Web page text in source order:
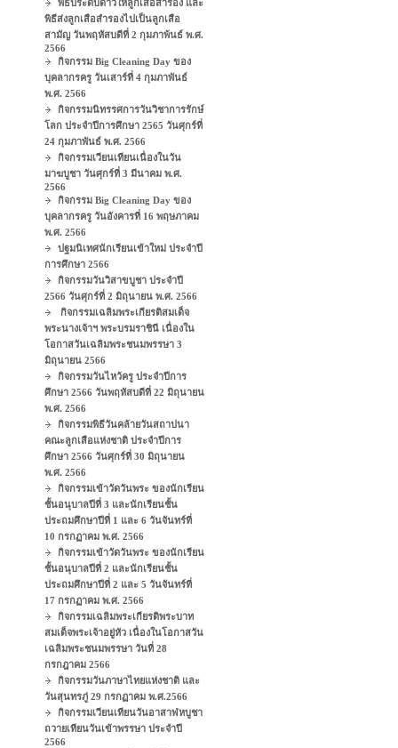
พิธีประดับดาวให้ลูกเสือสำรอง และ
พิธีส่งลูกเสือสำรองไปเป็นลูกเสือ
สามัญ วันพฤหัสบดีที่ 2 กุมภาพ้นธ์ พ.ศ.
2566
กิจกรรม Big Cleaning Day ของ
บุคลากรครู วันเสาร์ที่ 4 กุมภาพันธ์
พ.ศ. 2566
กิจกรรมนิทรรศการวันวิชาการรักษ์
โลก ประจำปีการศึกษา 2565 วันศุกร์ที่
24 กุมภาพันธ์ พ.ศ. 2566
กิจกรรมเวียนเทียนเนื่องในวัน
มาฆบูชา วันศุกร์ที่ 3 มีนาคม พ.ศ.
2566
กิจกรรม Big Cleaning Day ของ
บุคลากรครู วันอังคารที่ 16 พฤษภาคม
พ.ศ. 2566
ปฐมนิเทศนักเรียนเข้าใหม่ ประจำปี
การศึกษา 2566
กิจกรรมวันวิสาขบูชา ประจำปี
2566 วันศุกร์ที่ 2 มิถุนายน พ.ศ. 2566
กิจกรรมเฉลิมพระเกียรติสมเด็จ
พระนางเจ้าฯ พระบรมราชินี เนื่องใน
โอกาสวันเฉลิมพระชนมพรรษา 3
มิถุนายน 2566
กิจกรรมวันไหว้ครู ประจำปีการ
ศึกษา 2566 วันพฤหัสบดีที่ 22 มิถุนายน
พ.ศ. 2566
กิจกรรมพิธีวันคล้ายวันสถาปนา
คณะลูกเสือแห่งชาติ ประจำปีการ
ศึกษา 2566 วันศุกร์ที่ 30 มิถุนายน
พ.ศ. 2566
กิจกรรมเข้าวัดวันพระ ของนักเรียน
ชั้นอนุบาลปีที่ 3 และนักเรียนชั้น
ประถมศึกษาปีที่ 1 และ 6 วันจันทร์ที่
10 กรกฏาคม พ.ศ. 2566
กิจกรรมเข้าวัดวันพระ ของนักเรียน
ชั้นอนุบาลปีที่ 2 และนักเรียนชั้น
ประถมศึกษาปีที่ 2 และ 5 วันจันทร์ที่
17 กรกฏาคม พ.ศ. 2566
กิจกรรมเฉลิมพระเกียรติพระบาท
สมเด็จพระเจ้าอยู่หัว เนื่องในโอกาสวัน
เฉลิมพระชนมพรรษา วันที่ 28
กรกฎาคม 2566
กิจกรรมวันภาษาไทยแห่งชาติ และ
วันสุนทรภู่ 29 กรกฏาคม พ.ศ.2566
กิจกรรมเวียนเทียนวันอาสาฬหบูชา
ถวายเทียนวันเข้าพรรษา ประจำปี
2566